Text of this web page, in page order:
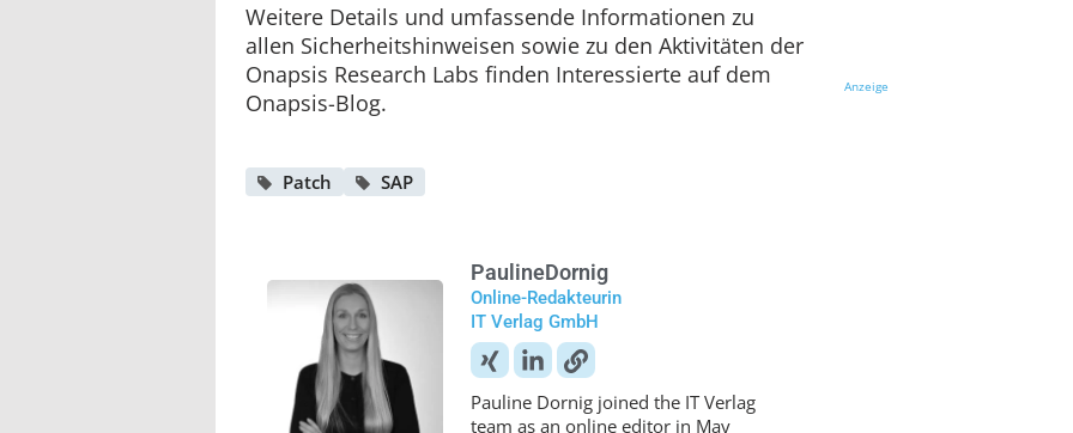
Weitere Details und umfassende Informationen zu
allen Sicherheitshinweisen sowie zu den Aktivitäten der
Onapsis Research Labs finden Interessierte auf dem
Onapsis-Blog.
Patch SAP
PaulineDornig
Online-Redakteurin
IT Verlag GmbH
Pauline Dornig joined the IT Verlag
team as an online editor in May
Anzeige